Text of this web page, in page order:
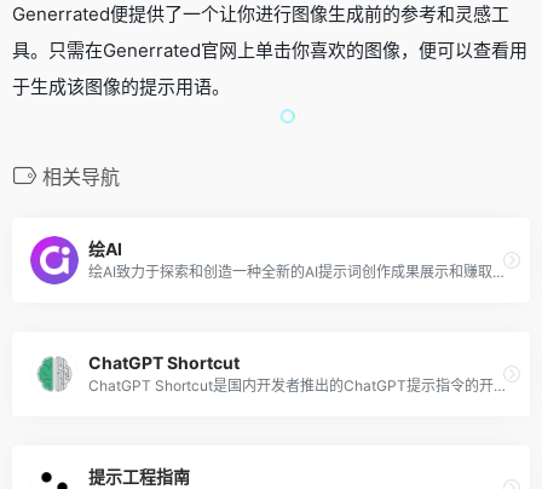
Generrated便提供了一个让你进行图像生成前的参考和灵感工
具。只需在Generrated官网上单击你喜欢的图像，便可以查看用
于生成该图像的提示用语。
相关导航
绘AI
绘AI致力于探索和创造一种全新的AI提示词创作成果展示和赚取收益的方式，以AI画师上传的优秀AI绘画提示词作为核心内容，为全国AI画师用户搭建共享共赢的提示词分享交流平台，让热爱AI绘画的画师们聚集在一起，创造更多的价值。
ChatGPT Shortcut
ChatGPT Shortcut是国内开发者推出的ChatGPT提示指令的开源项目，让你使用ChatGPT的生产力加倍，按照领域和功能分区，可对提示词进行标签筛选、关键词搜索和一键复制。
提示工程指南